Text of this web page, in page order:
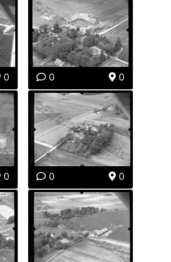
0 0 0
0 0 0